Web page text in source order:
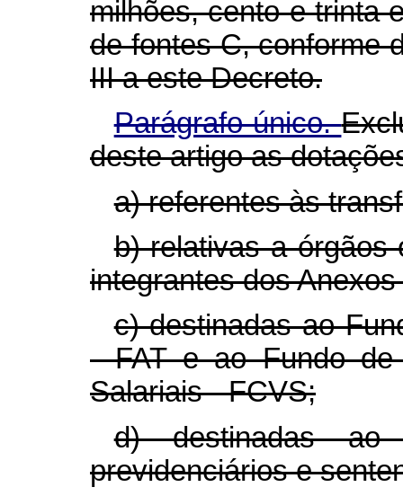
milhões, cento e trinta
de fontes C, conforme
III a este Decreto.
Parágrafo único.
deste artigo as
a) referentes às
b) relativas a órgãos
integrantes dos
c) destinadas ao
- FAT e ao Fundo de
Salariais - FCVS;
d) destinadas ao
previdenciários e